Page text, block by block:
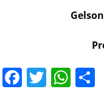
Facebook
Twitter